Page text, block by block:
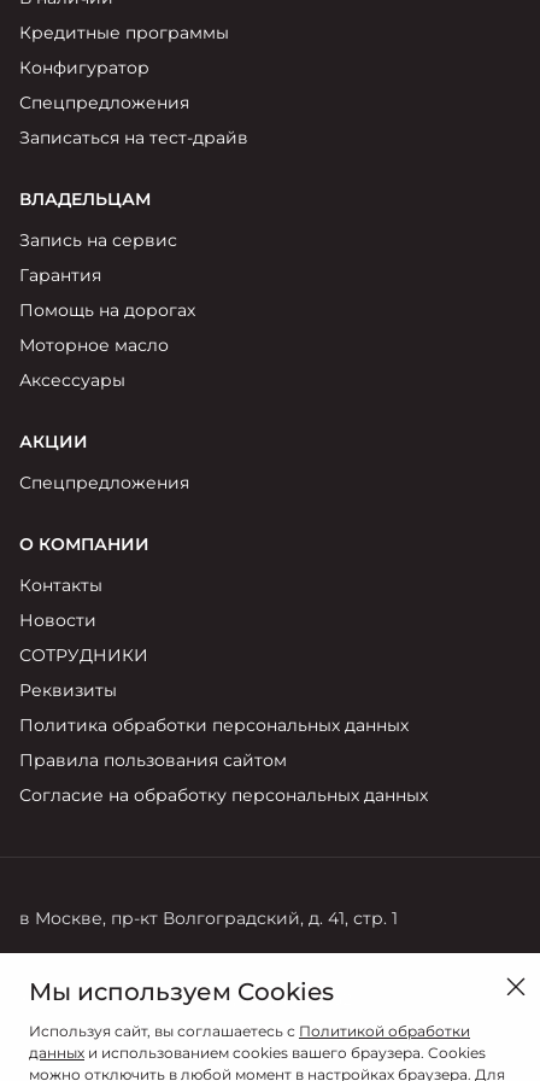
Яркий динамичный седан
Кредитные программы
Калькулятор трейд-ин
Страховые программы
Моторное масло
СЕРВИСНЫЕ АКЦИИ
СОТРУДНИКИ
КОНТАКТЫ
Кредитные программы
Конфигуратор
Спецпредложения
Записаться на тест-драйв
ВЛАДЕЛЬЦАМ
Запись на сервис
Гарантия
Помощь на дорогах
Моторное масло
Аксессуары
АКЦИИ
Спецпредложения
О КОМПАНИИ
Контакты
Новости
СОТРУДНИКИ
Реквизиты
Политика обработки персональных данных
Правила пользования сайтом
Согласие на обработку персональных данных
в Москве, пр-кт Волгоградский, д. 41, стр. 1
+7 (495) 730-44-03 +7 (495) 141-13-52
Мы используем Cookies
Используя сайт, вы соглашаетесь с Политикой обработки
данных и использованием cookies вашего браузера. Cookies
можно отключить в любой момент в настройках браузера. Для